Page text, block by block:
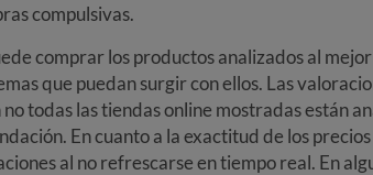
compulsivas.
comprar los productos analizados al
que puedan surgir con ellos. Las
todas las tiendas online mostradas están
En cuanto a la exactitud de los
al no refrescarse en tiempo real. En